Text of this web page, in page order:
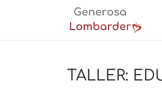
TALLER: